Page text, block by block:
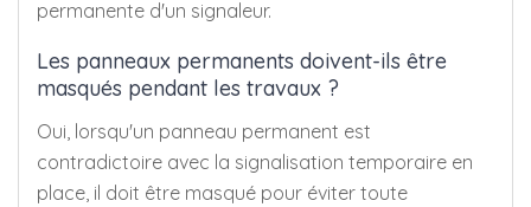
permanente d'un signaleur.
Les panneaux permanents doivent-ils être
masqués pendant les travaux ?
Oui, lorsqu'un panneau permanent est
contradictoire avec la signalisation temporaire en
place, il doit être masqué pour éviter toute